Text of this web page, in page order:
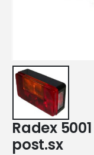
Radex
post.sx